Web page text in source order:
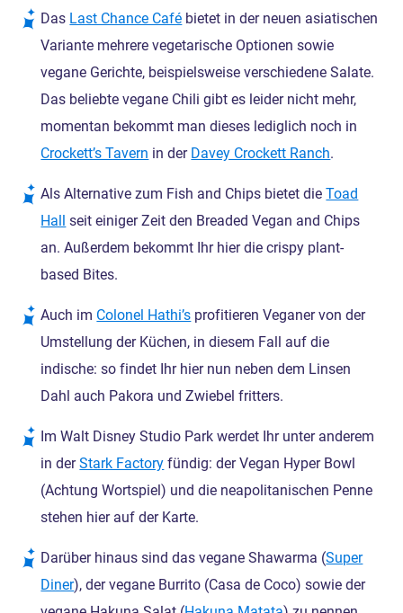
Das Last Chance Café bietet in der neuen asiatischen
Variante mehrere vegetarische Optionen sowie
vegane Gerichte, beispielsweise verschiedene Salate.
Das beliebte vegane Chili gibt es leider nicht mehr,
momentan bekommt man dieses lediglich noch in
Crockett’s Tavern in der Davey Crockett Ranch.
Als Alternative zum Fish and Chips bietet dieToad
Hall
seit einiger Zeit den Breaded Vegan and Chips
an. Außerdem bekommt Ihr hier die crispy plant-
based Bites.
Auch im Colonel Hathi’s profitieren Veganer von der
Umstellung der Küchen, in diesem Fall auf die
indische: so findet Ihr hier nun neben dem Linsen
Dahl auch Pakora und Zwiebel fritters.
Im Walt Disney Studio Park werdet Ihr unter anderem
in derStark Factory fündig: der Vegan Hyper Bowl
(Achtung Wortspiel) und die neapolitanischen Penne
stehen hier auf der Karte.
Darüber hinaus sind das vegane Shawarma (Super
Diner), der vegane Burrito (Casa de Coco) sowie der